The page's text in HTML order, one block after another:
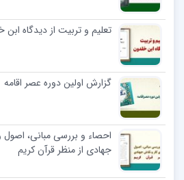
تعلیم و تربیت از دیدگاه
گزارش اولین دوره عصر اقامه
احصاء و بررسی مبانی،
جهادی از منظر قرآن کریم